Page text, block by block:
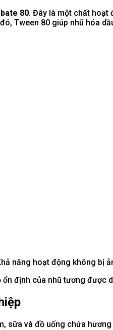
80. Đây là một chất hoạt
Tween 80 giúp nhũ hóa
năng hoạt động không bị
định của nhũ tương được
sữa và đồ uống chứa